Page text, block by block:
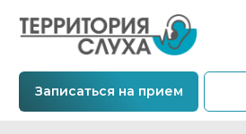
Записаться на прием